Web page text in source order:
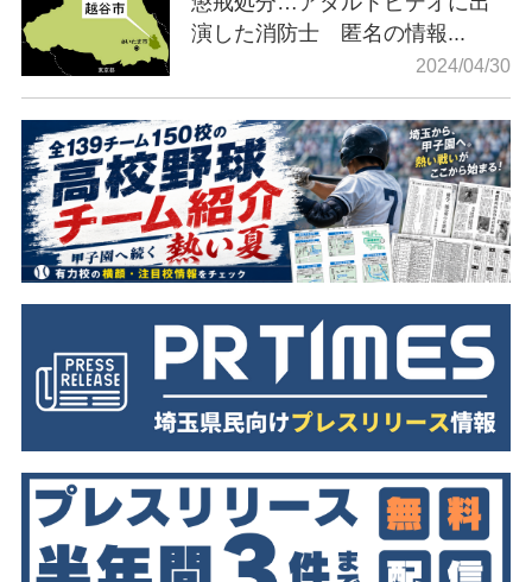
演した消防士 匿名の情報...
2024/04/30